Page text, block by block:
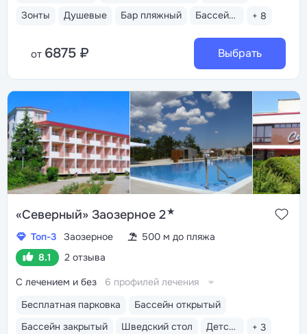
Зонты
Душевые Бар пляжный Бассейн открытый + 8
от 6875 ₽ Выбрать
«Северный» Заозерное 2★
Топ-3 Заозерное
500 м до пляжа
8.1
2 отзыва
Бесплатная парковка
Бассейн открытый
Бассейн закрытый
Шведский стол Детская комната + 3
С лечением и без 6 профилей лечения